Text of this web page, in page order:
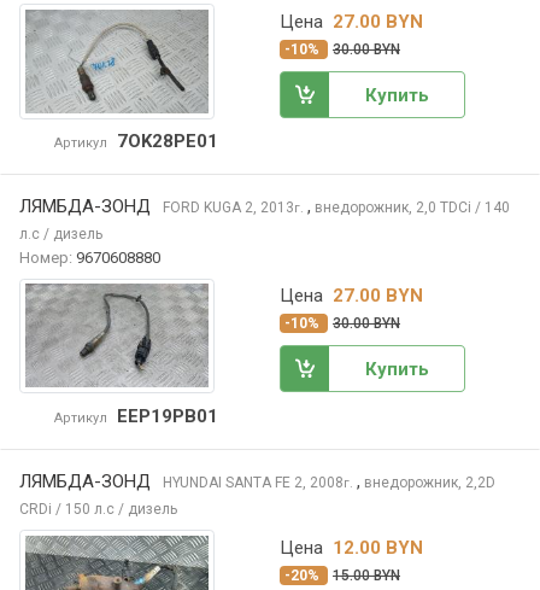
Артикул 7OK28PE01
Цена 27.00 BYN
-10% 30.00 BYN
Купить
ЛЯМБДА-ЗОНД FORD KUGA 2, 2013г. , внедорожник, 2,0 TDCi / 140
л.с / дизель
Номер: 9670608880
Артикул EEP19PB01
Цена 27.00 BYN
-10% 30.00 BYN
Купить
ЛЯМБДА-ЗОНД HYUNDAI SANTA FE 2, 2008г. , внедорожник, 2,2D
CRDi / 150 л.с / дизель
Цена 12.00 BYN
-20% 15.00 BYN